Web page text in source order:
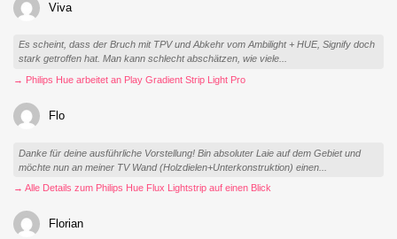
Viva
Es scheint, dass der Bruch mit TPV und Abkehr vom Ambilight + HUE, Signify doch
stark getroffen hat. Man kann schlecht abschätzen, wie viele...
→ Philips Hue arbeitet an Play Gradient Strip Light Pro
Flo
Danke für deine ausführliche Vorstellung! Bin absoluter Laie auf dem Gebiet und
möchte nun an meiner TV Wand (Holzdielen+Unterkonstruktion) einen...
→ Alle Details zum Philips Hue Flux Lightstrip auf einen Blick
Florian